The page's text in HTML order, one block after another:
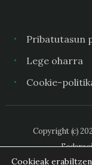
Pribatutasun
Lege oharra
Cookie-
Copyright (c)
Cookieak